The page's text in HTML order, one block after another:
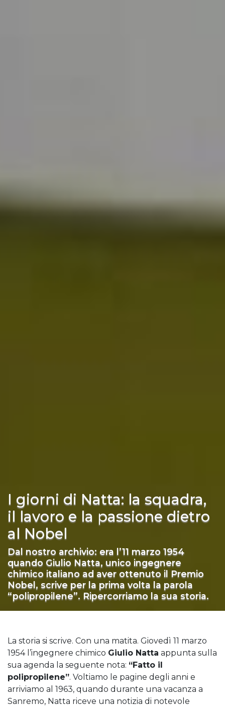
I giorni di Natta: la squadra,
il lavoro e la passione dietro
al Nobel
Dal nostro archivio: era l’11 marzo 1954
quando Giulio Natta, unico ingegnere
chimico italiano ad aver ottenuto il Premio
Nobel, scrive per la prima volta la parola
“polipropilene”. Ripercorriamo la sua storia.
La storia si scrive. Con una matita. Giovedì 11 marzo
1954 l’ingegnere chimico Giulio Natta appunta sulla
sua agenda la seguente nota: “Fatto il
polipropilene”. Voltiamo le pagine degli anni e
arriviamo al 1963, quando durante una vacanza a
Sanremo, Natta riceve una notizia di notevole